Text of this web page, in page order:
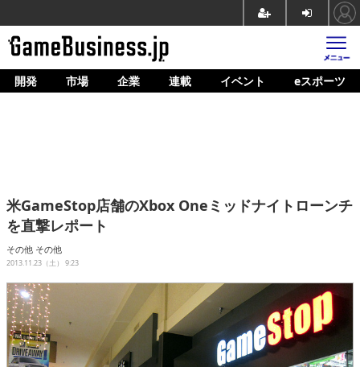
ホーム
企業動向
人材育成
産業政策
連載
イベント/セミナー
開発 市場 企業 連載 イベント eスポーツ
米GameStop店舗のXbox Oneミッドナイトローンチ
を直撃レポート
その他 その他
2013.11.23（土） 9:23